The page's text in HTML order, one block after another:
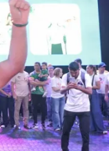
JÚNIOR
ACÁCIAS
em áreas